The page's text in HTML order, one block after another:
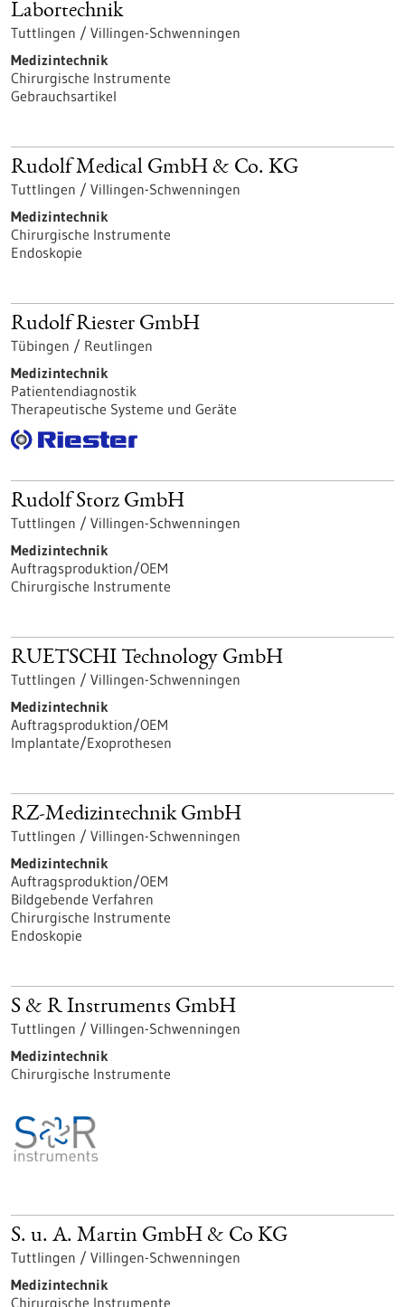
Labortechnik
Tuttlingen / Villingen-Schwenningen
Medizintechnik
Chirurgische Instrumente
Gebrauchsartikel
Rudolf Medical GmbH & Co. KG
Tuttlingen / Villingen-Schwenningen
Medizintechnik
Chirurgische Instrumente
Endoskopie
Rudolf Riester GmbH
Tübingen / Reutlingen
Medizintechnik
Patientendiagnostik
Therapeutische Systeme und Geräte
Rudolf Storz GmbH
Tuttlingen / Villingen-Schwenningen
Medizintechnik
Auftragsproduktion/OEM
Chirurgische Instrumente
RUETSCHI Technology GmbH
Tuttlingen / Villingen-Schwenningen
Medizintechnik
Auftragsproduktion/OEM
Implantate/Exoprothesen
RZ-Medizintechnik GmbH
Tuttlingen / Villingen-Schwenningen
Medizintechnik
Auftragsproduktion/OEM
Bildgebende Verfahren
Chirurgische Instrumente
Endoskopie
S & R Instruments GmbH
Tuttlingen / Villingen-Schwenningen
Medizintechnik
Chirurgische Instrumente
S. u. A. Martin GmbH & Co KG
Tuttlingen / Villingen-Schwenningen
Medizintechnik
Chirurgische Instrumente